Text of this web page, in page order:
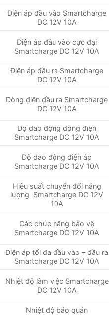
Điện áp đầu vào Smartcharge
DC 12V 10A
Điện áp đầu vào cực đại
Smartcharge DC 12V 10A
Điện áp đầu ra Smartcharge
DC 12V 10A
Dòng điện đầu ra Smartcharge
DC 12V 10A
Độ dao động dòng điện
Smartcharge DC 12V 10A
Dộ dao động điện áp
Smartcharge DC 12V 10A
Hiệu suất chuyển đổi năng
lượng Smartcharge DC 12V
10A
Các chức năng bảo vệ
Smartcharge DC 12V 10A
Điện áp tối đa đầu vào – đầu ra
Smartcharge DC 12V 10A
Nhiệt độ làm việc Smartcharge
DC 12V 10A
Nhiệt độ bảo quản